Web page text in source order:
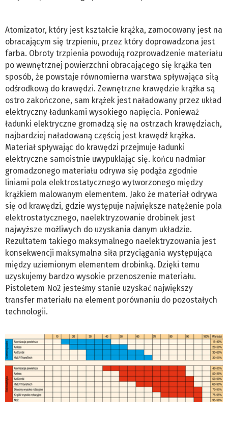
Atomizator, który jest kształcie krążka, zamocowany jest na
obracającym się trzpieniu, przez który doprowadzona jest
farba. Obroty trzpienia powodują rozprowadzenie materiału
po wewnętrznej powierzchni obracającego się krążka ten
sposób, że powstaje równomierna warstwa spływająca siłą
odśrodkową do krawędzi. Zewnętrzne krawędzie krążka są
ostro zakończone, sam krążek jest naładowany przez układ
elektryczny ładunkami wysokiego napięcia. Ponieważ
ładunki elektryczne gromadzą się na ostrzach krawędziach,
najbardziej naładowaną częścią jest krawędź krążka.
Materiał spływając do krawędzi przejmuje ładunki
elektryczne samoistnie uwypuklając się. końcu nadmiar
gromadzonego materiału odrywa się podąża zgodnie
liniami pola elektrostatycznego wytworzonego między
krążkiem malowanym elementem. Jako że materiał odrywa
się od krawędzi, gdzie występuje największe natężenie pola
elektrostatycznego, naelektryzowanie drobinek jest
najwyższe możliwych do uzyskania danym układzie.
Rezultatem takiego maksymalnego naelektryzowania jest
konsekwencji maksymalna siła przyciągania występująca
między uziemionym elementem drobinką. Dzięki temu
uzyskujemy bardzo wysokie przenoszenie materiału.
Pistoletem No2 jesteśmy stanie uzyskać największy
transfer materiału na element porównaniu do pozostałych
technologii.